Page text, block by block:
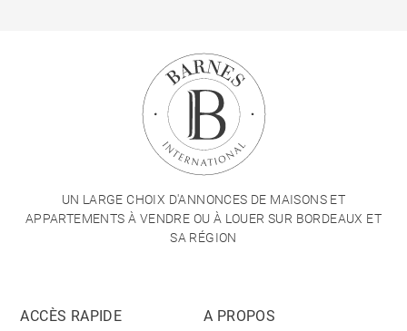
UN LARGE CHOIX D'ANNONCES DE MAISONS ET
APPARTEMENTS À VENDRE OU À LOUER SUR BORDEAUX ET
SA RÉGION
ACCÈS RAPIDE
A PROPOS